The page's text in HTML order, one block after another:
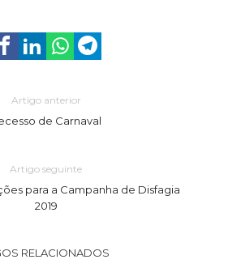
Artigo anterior
de Carnaval
Artigo seguinte
para a Campanha de Disfagia
2019
RELACIONADOS